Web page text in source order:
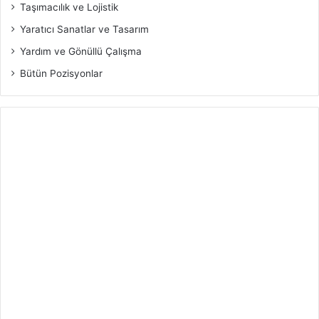
Taşımacılık ve Lojistik
Yaratıcı Sanatlar ve Tasarım
Yardım ve Gönüllü Çalışma
Bütün Pozisyonlar